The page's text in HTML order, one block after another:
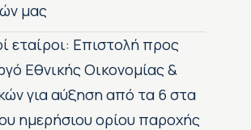
μας
εταίροι: Επιστολή προς
Εθνικής Οικονομίας &
για αύξηση από τα 6 στα
ημερήσιου ορίου παροχής